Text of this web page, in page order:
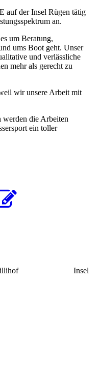
auf der Insel Rügen tätig
an.
um Beratung,
ums Boot geht. Unser
und verlässliche
mehr als gerecht zu
wir unsere Arbeit mit
die Arbeiten
ein toller
Willihof Insel